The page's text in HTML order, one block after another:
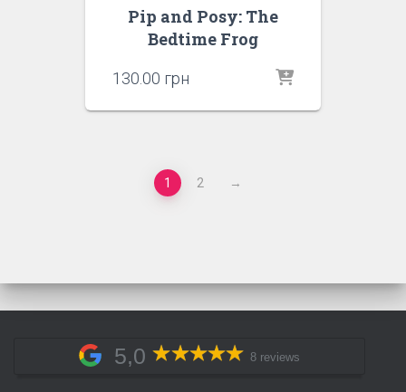
Pip and Posy: The
Bedtime Frog
130.00 грн
1 2 →
5,0 8 reviews